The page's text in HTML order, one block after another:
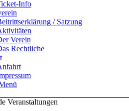
Info
/ Satzung
Verein
Rechtliche